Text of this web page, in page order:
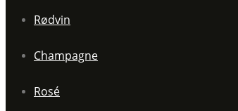
Rødvin
Champagne
Rosé